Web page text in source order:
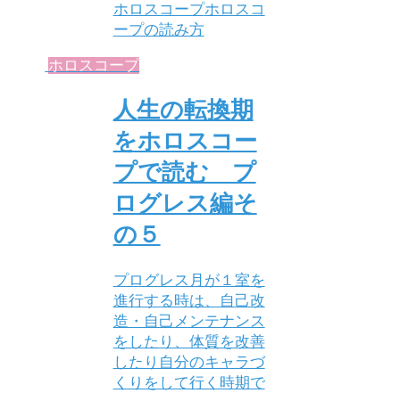
ホロスコープホロスコ
ープの読み方
ホロスコープ
人生の転換期
をホロスコー
プで読む プ
ログレス編そ
の５
プログレス月が１室を
進行する時は、自己改
造・自己メンテナンス
をしたり、体質を改善
したり自分のキャラづ
くりをして行く時期で